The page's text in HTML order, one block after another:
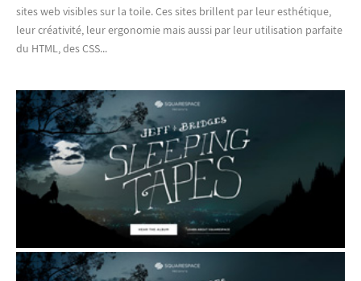
sites web visibles sur la toile. Ces sites brillent par leur esthétique,
leur créativité, leur ergonomie mais aussi par leur utilisation parfaite
du HTML, des CSS...